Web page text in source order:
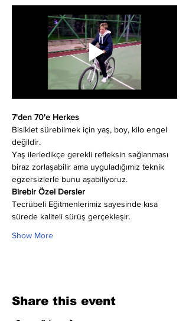
7'den 70'e Herkes
Bisiklet sürebilmek için yaş, boy, kilo engel
değildir.
Yaş ilerledikçe gerekli refleksin sağlanması
biraz zorlaşabilir ama uyguladığımız teknik
egzersizlerle bunu aşabiliyoruz.
Birebir Özel Dersler
Tecrübeli Eğitmenlerimiz sayesinde kısa
sürede kaliteli sürüş gerçekleşir.
Show More
Share this event